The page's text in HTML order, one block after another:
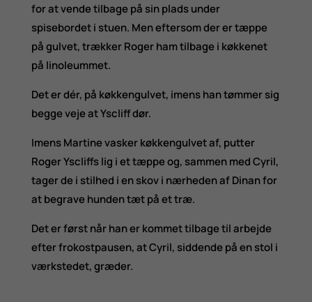
for at vende tilbage på sin plads under
spisebordet i stuen. Men eftersom der er tæppe
på gulvet, trækker Roger ham tilbage i køkkenet
på linoleummet.
Det er dér, på køkkengulvet, imens han tømmer sig
begge veje at Yscliff dør.
Imens Martine vasker køkkengulvet af, putter
Roger Yscliffs lig i et tæppe og, sammen med Cyril,
tager de i stilhed i en skov i nærheden af Dinan for
at begrave hunden tæt på et træ.
Det er først når han er kommet tilbage til arbejde
efter frokostpausen, at Cyril, siddende på en stol i
værkstedet, græder.